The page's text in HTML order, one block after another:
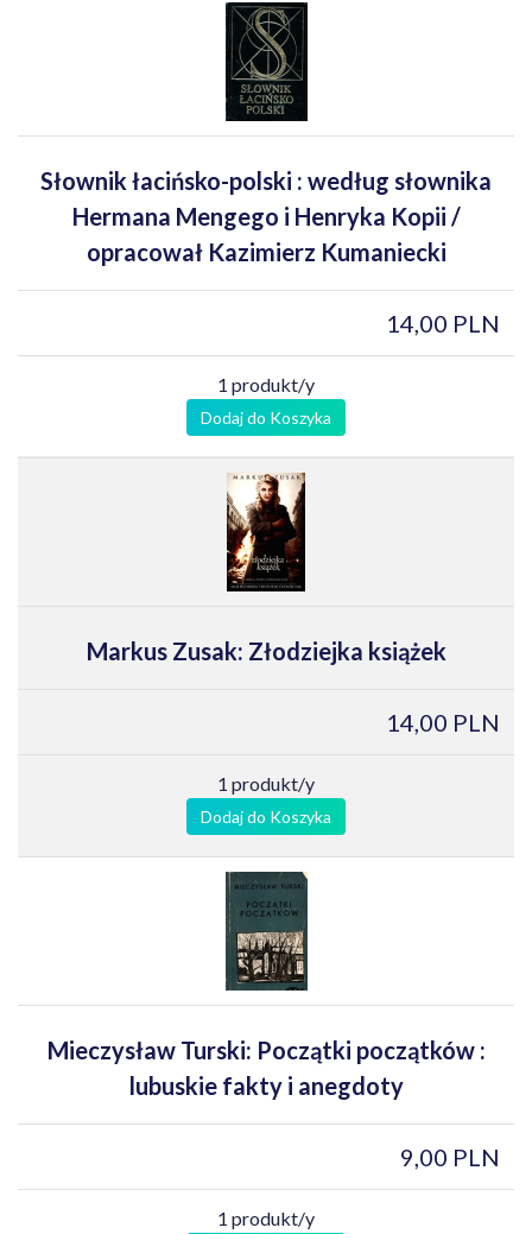
Słownik łacińsko-polski : według słownika
Hermana Mengego i Henryka Kopii /
opracował Kazimierz Kumaniecki
14,00 PLN
1 produkt/y
Dodaj do Koszyka
Markus Zusak: Złodziejka książek
14,00 PLN
1 produkt/y
Dodaj do Koszyka
Mieczysław Turski: Początki początków :
lubuskie fakty i anegdoty
9,00 PLN
1 produkt/y